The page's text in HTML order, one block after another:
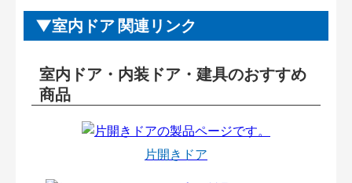
室内ドア 関連リンク
室内ドア・内装ドア・建具のおすすめ
商品
片開きドア